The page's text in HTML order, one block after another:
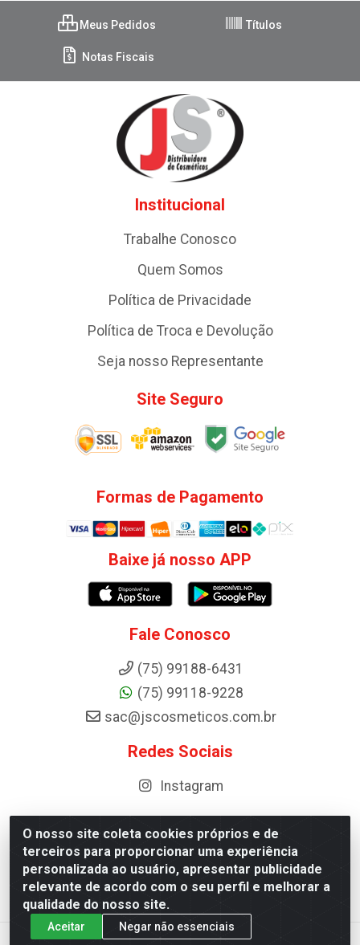
O nosso site coleta cookies próprios e de
terceiros para proporcionar uma experiência
personalizada ao usuário, apresentar publicidade
relevante de acordo com o seu perfil e melhorar a
qualidade do nosso site.
Aceitar Negar não essenciais
Meus Pedidos Títulos
Notas Fiscais
Institucional
Trabalhe Conosco
Quem Somos
Política de Privacidade
Política de Troca e Devolução
Seja nosso Representante
Site Seguro
Formas de Pagamento
Baixe já nosso APP
Fale Conosco
(75) 99188-6431
(75) 99118-9228
sac@jscosmeticos.com.br
Redes Sociais
Instagram
Distribuidora de Cosméticos Antoneto LTDA - BA-052,
km 87 - Industrial, Ipirá - BA, 44600-000 - CNPJ
10.984.107/0001-75